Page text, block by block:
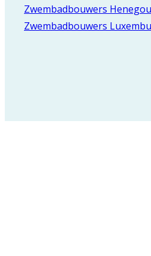
Zwembadbouwers
Zwembadbouwers